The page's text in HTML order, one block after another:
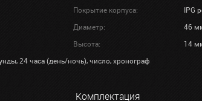
Покрытие корпуса:
IPG
Диаметр:
46
Высота:
14
24 часа (день/ночь), число, хронограф
Комплектация